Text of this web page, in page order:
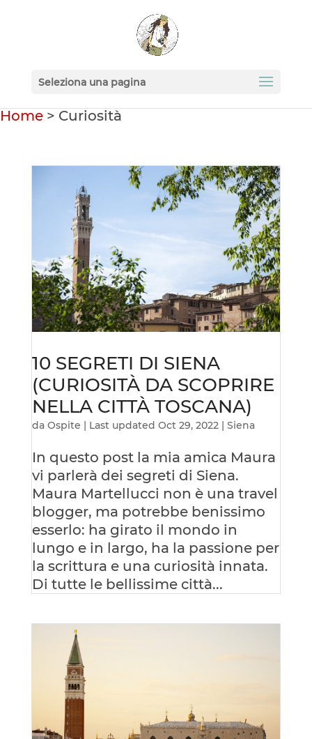
Seleziona una pagina
Home > Curiosità
10 SEGRETI DI SIENA
(CURIOSITÀ DA SCOPRIRE
NELLA CITTÀ TOSCANA)
da Ospite Last updated Oct 29, 2022| Siena
In questo post la mia amica Maura
vi parlerà dei segreti di Siena.
Maura Martellucci non è una travel
blogger, ma potrebbe benissimo
esserlo: ha girato il mondo in
lungo e in largo, ha la passione per
la scrittura e una curiosità innata.
Di tutte le bellissime città...